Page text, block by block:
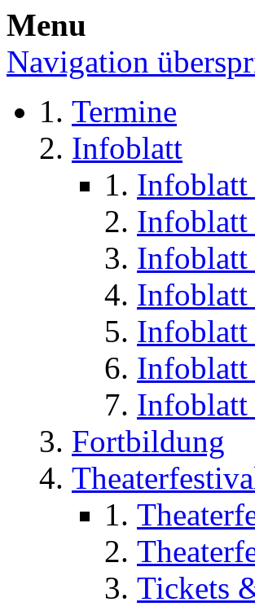
Menu
Navigation
Termine
Infoblatt
Infoblatt
Infoblatt
Infoblatt
Infoblatt
Infoblatt
Infoblatt
Infoblatt
Fortbildung
Tickets